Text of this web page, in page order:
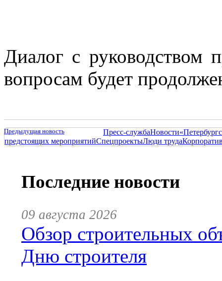
Диалог с руководством
вопросам будет
Предыдущая новость Пресс-службаНовости
предстоящих мероприятийСпецпроектыЛюди труда
Последние новости
09 августа 2026
Обзор строительных
Дню строителя